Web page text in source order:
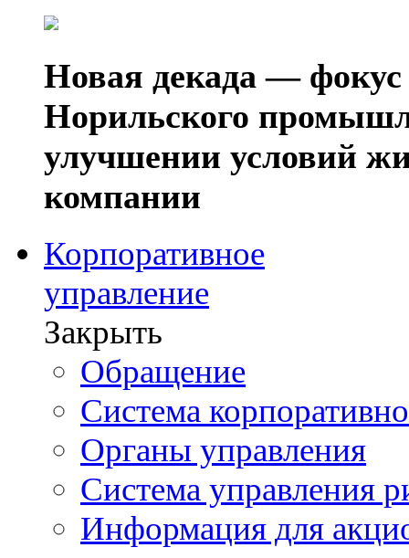
Новая декада — фокус
Норильского
улучшении условий
компании
Корпоративное
управление
Закрыть
Обращение
Система
Органы управления
Система управления
Информация для